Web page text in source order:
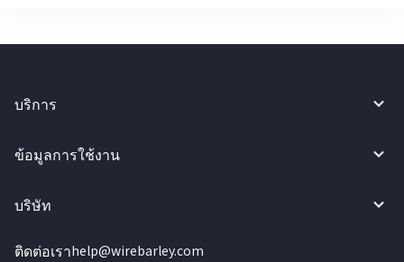
บริการ
ข้อมูลการใช้งาน
บริษัท
ติดต่อเราhelp@wirebarley.com